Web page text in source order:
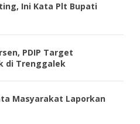
Ini Kata Plt Bupati
PDIP Target
di Trenggalek
Masyarakat Laporkan